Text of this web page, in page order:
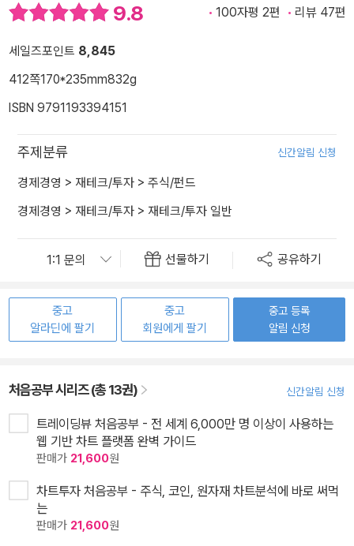
9.8 100자평 2편 리뷰 47편
세일즈포인트 8,845
412쪽170*235mm832g
ISBN 9791193394151
주제분류 신간알림 신청
경제경영 > 재테크/투자 > 주식/펀드
경제경영 > 재테크/투자 > 재테크/투자 일반
선물하기 공유하기
중고
알라딘에 팔기
중고
회원에게 팔기
중고 등록
알림 신청
처음공부 시리즈 (총 13권) 신간알림 신청
트레이딩뷰 처음공부 - 전 세계 6,000만 명 이상이 사용하는
웹 기반 차트 플랫폼 완벽 가이드
판매가 21,600원
차트투자 처음공부 - 주식, 코인, 원자재 차트분석에 바로 써먹
는
판매가 21,600원